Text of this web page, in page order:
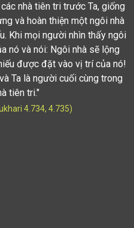
nhà tiên tri trước Ta, giống
và hoàn thiện một ngôi nhà
Khi mọi người nhìn thấy ngôi
nó và nói: Ngôi nhà sẽ lộng
được đặt vào vị trí của nó!
Ta là người cuối cùng trong
tiên tri."
4.734, 4.735)